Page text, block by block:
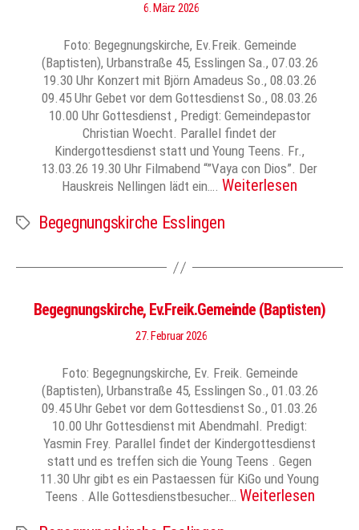
6. März 2026
Foto: Begegnungskirche, Ev.Freik. Gemeinde
(Baptisten), Urbanstraße 45, Esslingen Sa., 07.03.26
19.30 Uhr Konzert mit Björn Amadeus So., 08.03.26
09.45 Uhr Gebet vor dem Gottesdienst So., 08.03.26
10.00 Uhr Gottesdienst , Predigt: Gemeindepastor
Christian Woecht. Parallel findet der
Kindergottesdienst statt und Young Teens. Fr.,
13.03.26 19.30 Uhr Filmabend “”Vaya con Dios”. Der
Hauskreis Nellingen lädt ein…. Weiterlesen
Schlagwörter
Begegnungskirche Esslingen
Begegnungskirche, Ev.Freik.Gemeinde (Baptisten)
27. Februar 2026
Foto: Begegnungskirche, Ev. Freik. Gemeinde
(Baptisten), Urbanstraße 45, Esslingen So., 01.03.26
09.45 Uhr Gebet vor dem Gottesdienst So., 01.03.26
10.00 Uhr Gottesdienst mit Abendmahl. Predigt:
Yasmin Frey. Parallel findet der Kindergottesdienst
statt und es treffen sich die Young Teens . Gegen
11.30 Uhr gibt es ein Pastaessen für KiGo und Young
Teens . Alle Gottesdienstbesucher… Weiterlesen